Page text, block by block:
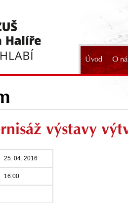
Úvod O
výstavy
25. 04. 2016
16:00